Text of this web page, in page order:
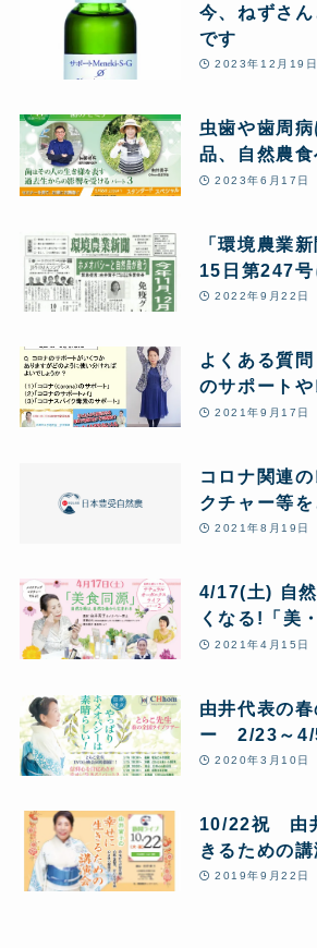
今、ねずさ
です
2023年12月19日
虫歯や歯周
品、自然農
策!7/31月ま
2023年6月17日
「環境農業
15日第247
12月に起こ
ト、ワクチ
などの特集
た
2022年9月22日
よくある質
のサポート
2021年9月17日
コロナ関連
クチャー等
(PDF共有)
2021年8月19日
4/17(土) 自
くなる!「美
ブ&オンライ
2021年4月15日
由井代表の
ー 2/23～4/
ナ対策など含
2020年3月10日
10/22祝 由
きるための
ランシップ静
2019年9月22日